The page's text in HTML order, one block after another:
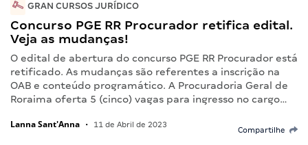
GRAN CURSOS JURÍDICO
Concurso PGE RR Procurador retifica edital.
Veja as mudanças!
O edital de abertura do concurso PGE RR Procurador está
retificado. As mudanças são referentes a inscrição na
OAB e conteúdo programático. A Procuradoria Geral de
Roraima oferta 5 (cinco) vagas para ingresso no cargo…
Lanna Sant'Anna • 11 de Abril de 2023
Compartilhe